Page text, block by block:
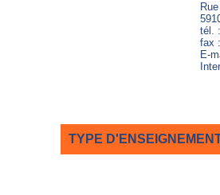
tél.
fax
E-
TYPE